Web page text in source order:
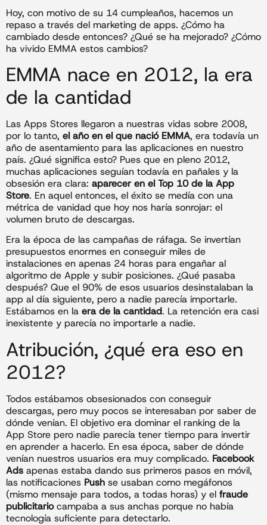
Hoy, con motivo de su 14 cumpleaños, hacemos un
repaso a través del marketing de apps. ¿Cómo ha
cambiado desde entonces? ¿Qué se ha mejorado? ¿Cómo
ha vivido EMMA estos cambios?
EMMA nace en 2012, la era
de la cantidad
Las Apps Stores llegaron a nuestras vidas sobre 2008,
por lo tanto, el año en el que nació EMMA, era todavía un
año de asentamiento para las aplicaciones en nuestro
país. ¿Qué significa esto? Pues que en pleno 2012,
muchas aplicaciones seguían todavía en pañales y la
obsesión era clara: aparecer en el Top 10 de la App
Store. En aquel entonces, el éxito se medía con una
métrica de vanidad que hoy nos haría sonrojar: el
volumen bruto de descargas.
Era la época de las campañas de ráfaga. Se invertían
presupuestos enormes en conseguir miles de
instalaciones en apenas 24 horas para engañar al
algoritmo de Apple y subir posiciones. ¿Qué pasaba
después? Que el 90% de esos usuarios desinstalaban la
app al día siguiente, pero a nadie parecía importarle.
Estábamos en la era de la cantidad. La retención era casi
inexistente y parecía no importarle a nadie.
Atribución, ¿qué era eso en
2012?
Todos estábamos obsesionados con conseguir
descargas, pero muy pocos se interesaban por saber de
dónde venían. El objetivo era dominar el ranking de la
App Store pero nadie parecía tener tiempo para invertir
en aprender a hacerlo. En esa época, saber de dónde
venían nuestros usuarios era muy complicado. Facebook
Ads apenas estaba dando sus primeros pasos en móvil,
las notificaciones Push se usaban como megáfonos
(mismo mensaje para todos, a todas horas) y el fraude
publicitariocampaba a sus anchas porque no había
tecnología suficiente para detectarlo.